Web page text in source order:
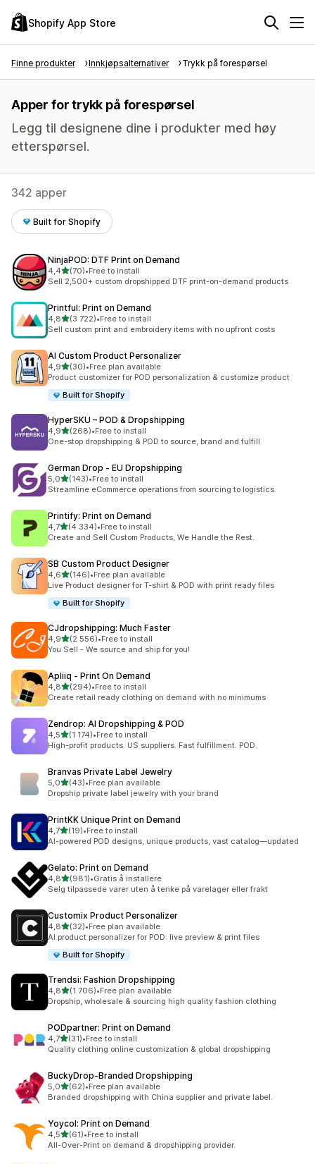
Shopify App Store
Finne produkter Innkjøpsalternativer Trykk på forespørsel
Apper for trykk på forespørsel
Legg til designene dine i produkter med høy
etterspørsel.
342 apper
Built for Shopify
NinjaPOD: DTF Print on Demand
4,4av 5 stjerner
(70)
Totalt 70 omtaler
•Free to install
Sell 2,500+ custom dropshipped DTF print-on-demand products
Printful: Print on Demand
4,8av 5 stjerner
(3 722)
Totalt 3722 omtaler
•Free to install
Sell custom print and embroidery items with no upfront costs
AI Custom Product Personalizer
4,9av 5 stjerner
(30)
Totalt 30 omtaler
•Free plan available
Product customizer for POD personalization & customize product
Built for Shopify
HyperSKU – POD & Dropshipping
4,9av 5 stjerner
(268)
Totalt 268 omtaler
•Free to install
One-stop dropshipping & POD to source, brand and fulfill
German Drop ‑ EU Dropshipping
5,0av 5 stjerner
(143)
Totalt 143 omtaler
•Free to install
Streamline eCommerce operations from sourcing to logistics.
Printify: Print on Demand
4,7av 5 stjerner
(4 334)
Totalt 4334 omtaler
•Free to install
Create and Sell Custom Products, We Handle the Rest.
SB Custom Product Designer
4,6av 5 stjerner
(146)
Totalt 146 omtaler
•Free plan available
Live Product designer for T-shirt & POD with print ready files
Built for Shopify
CJdropshipping: Much Faster
4,9av 5 stjerner
(2 556)
Totalt 2556 omtaler
•Free to install
You Sell - We source and ship for you!
Apliiq ‑ Print On Demand
4,8av 5 stjerner
(294)
Totalt 294 omtaler
•Free to install
Create retail ready clothing on demand with no minimums
Zendrop: AI Dropshipping & POD
4,5av 5 stjerner
(1 174)
Totalt 1174 omtaler
•Free to install
High-profit products. US suppliers. Fast fulfillment. POD.
Branvas Private Label Jewelry
5,0av 5 stjerner
(43)
Totalt 43 omtaler
•Free plan available
Dropship private label jewelry with your brand
PrintKK Unique Print on Demand
4,7av 5 stjerner
(19)
Totalt 19 omtaler
•Free to install
AI-powered POD designs, unique products, vast catalog—updated
Gelato: Print on Demand
4,8av 5 stjerner
(981)
Totalt 981 omtaler
•Gratis å installere
Selg tilpassede varer uten å tenke på varelager eller frakt
Customix Product Personalizer
4,8av 5 stjerner
(32)
Totalt 32 omtaler
•Free plan available
AI product personalizer for POD: live preview & print files
Built for Shopify
Trendsi: Fashion Dropshipping
4,8av 5 stjerner
(1 706)
Totalt 1706 omtaler
•Free plan available
Dropship, wholesale & sourcing high quality fashion clothing
PODpartner: Print on Demand
4,7av 5 stjerner
(31)
Totalt 31 omtaler
•Free to install
Quality clothing online customization & global dropshipping
BuckyDrop‑Branded Dropshipping
5,0av 5 stjerner
(62)
Totalt 62 omtaler
•Free plan available
Branded dropshipping with China supplier and private label.
Yoycol: Print on Demand
4,5av 5 stjerner
(61)
Totalt 61 omtaler
•Free to install
All-Over-Print on demand & dropshipping provider.